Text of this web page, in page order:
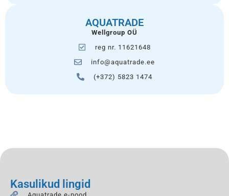
AQUATRADE
Wellgroup OÜ
reg nr. 11621648
info@aquatrade.ee
(+372) 5823 1474
Kasulikud lingid